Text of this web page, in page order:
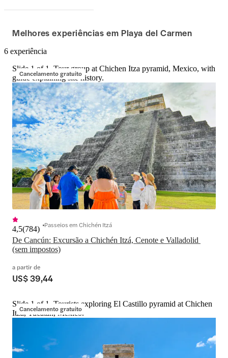
Melhores experiências em Playa del Carmen
6 experiência
Cancelamento gratuito
Slide 1 of 1, Tour group at Chichen Itza pyramid, Mexico, with
guide explaining site history.
De Cancún: Excursão a Chichén Itzá, Cenote e Valladolid
(sem impostos)
4,5(784) Passeios em Chichén Itzá
a partir de
US$ 39,44
Cancelamento gratuito
Slide 1 of 1, Tourists exploring El Castillo pyramid at Chichen
Itza, Yucatán, Mexico.